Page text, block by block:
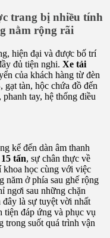
trang bị nhiều tính
nằm rộng rãi
hiện đại và được bố trí
đủ tiện nghi. Xe tải
của khách hàng từ đèn
tàn, hộc chứa đồ đến
tay, hệ thống điều
kể đến dàn âm thanh
tấn, sự chân thực về
khoa học cùng với việc
năm ở phía sau ghế rộng
ngơi sau những chặn
là sự tuyệt vời nhất
tiện đáp ứng và phục vụ
trong suốt quá trình vận